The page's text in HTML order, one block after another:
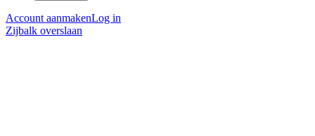
Account aanmakenLog in
Zijbalk overslaan